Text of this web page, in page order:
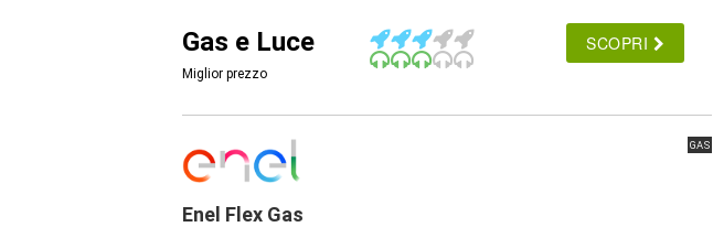
Gas e Luce
Miglior prezzo
SCOPRI
GAS
Enel Flex Gas